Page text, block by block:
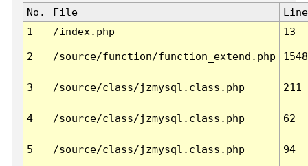
No. File
Line
1
/index.php 13
2 /source/function/function_extend.php 1548
3 /source/class/jzmysql.class.php 211
4 /source/class/jzmysql.class.php 62
5 /source/class/jzmysql.class.php 94